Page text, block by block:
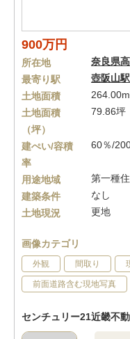
900万円
所在地 奈良県
最寄り駅
壺阪山駅
土地面積
土地面積
（坪）
79.86坪
建ぺい/容積
率
60％/
用途地域
第一種
建築条件
なし
土地現況
更地
画像カテゴリ
外観 間取り
前面道路含む現地写真
センチュリー21近畿不